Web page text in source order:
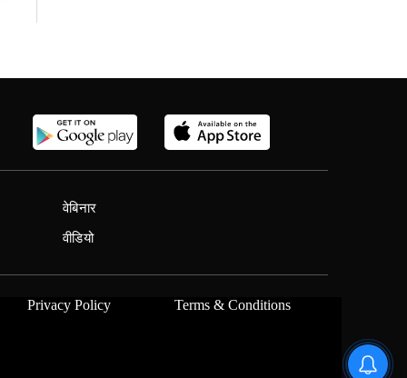
वेबिनार
वीडियो
Privacy Policy Terms & Conditions